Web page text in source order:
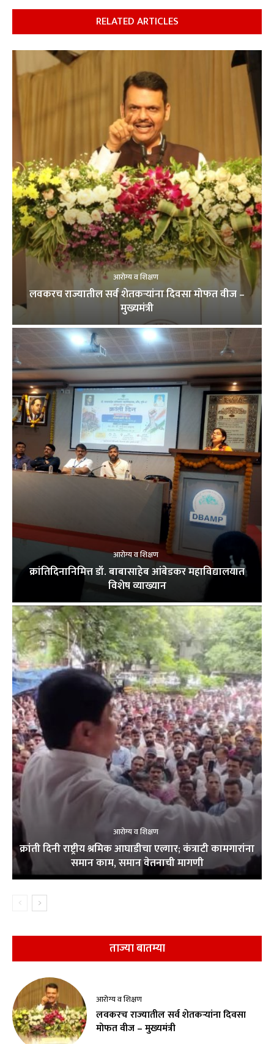
RELATED ARTICLES
आरोग्य व शिक्षण
लवकरच राज्यातील सर्व शेतकऱ्यांना दिवसा मोफत वीज –
मुख्यमंत्री
आरोग्य व शिक्षण
क्रांतिदिनानिमित्त डॉ. बाबासाहेब आंबेडकर महाविद्यालयात
विशेष व्याख्यान
आरोग्य व शिक्षण
क्रांती दिनी राष्ट्रीय श्रमिक आघाडीचा एल्गार; कंत्राटी कामगारांना
समान काम, समान वेतनाची मागणी
ताज्या बातम्या
आरोग्य व शिक्षण
लवकरच राज्यातील सर्व शेतकऱ्यांना दिवसा
मोफत वीज – मुख्यमंत्री